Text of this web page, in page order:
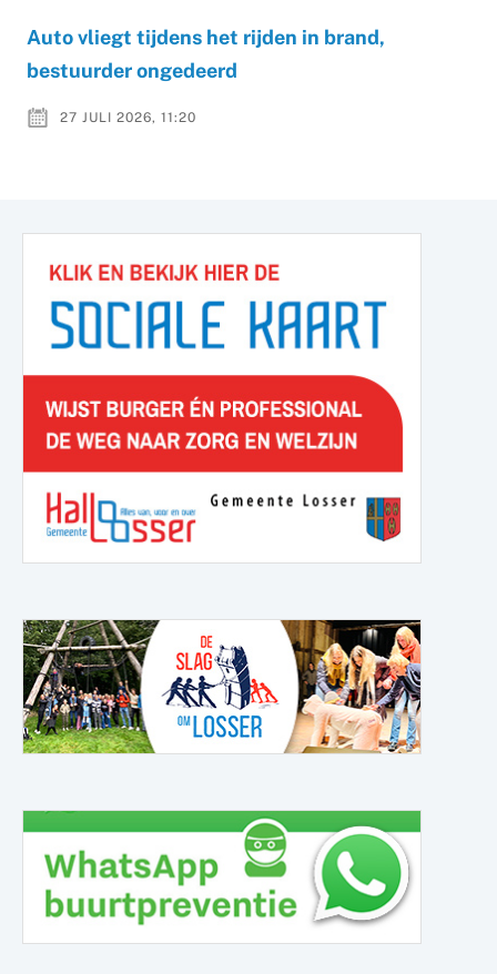
Auto vliegt tijdens het rijden in brand,
bestuurder ongedeerd
27 JULI 2026, 11:20